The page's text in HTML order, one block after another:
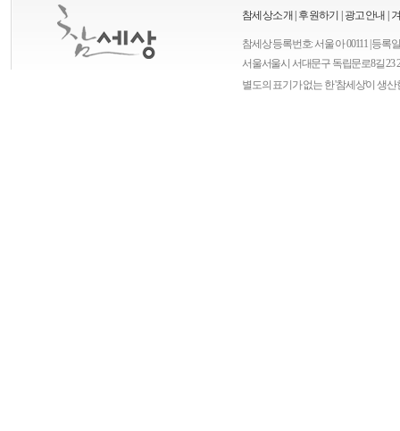
참세상소개 후원하기 광고안내
참세상 등록번호: 서울 아 00111 | 등록
서울서울시 서대문구 독립문로8길 23
별도의 표기가 없는 한 '참세상'이 생